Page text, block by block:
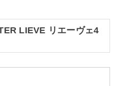
LIEVE リエーヴェ4